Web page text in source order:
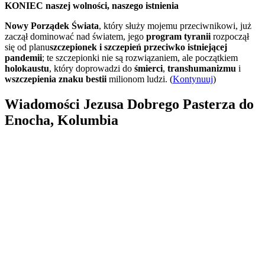
KONIEC naszej wolności, naszego istnienia
Nowy Porządek Świata, który służy mojemu przeciwnikowi, już
zaczął dominować nad światem, jego program tyranii rozpoczął
się od planuszczepionek i szczepień przeciwko istniejącej
pandemii; te szczepionki nie są rozwiązaniem, ale początkiem
holokaustu, który doprowadzi do śmierci, transhumanizmu i
wszczepienia znaku bestii milionom ludzi. (Kontynuuj)
Wiadomości Jezusa Dobrego Pasterza do
Enocha, Kolumbia